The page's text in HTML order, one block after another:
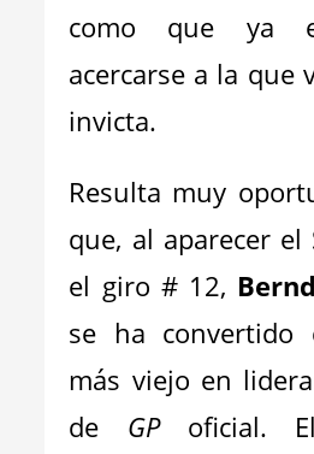
como que ya
acercarse a la que
invicta.
Resulta muy
que, al aparecer el
el giro # 12,
se ha
más viejo en
de GPoficial. El